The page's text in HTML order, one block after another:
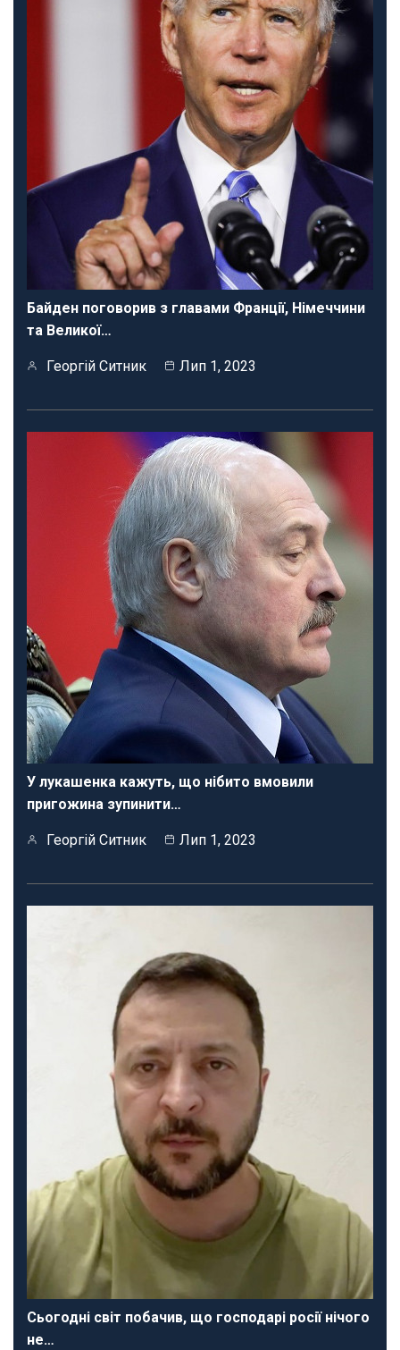
Байден поговорив з главами Франції, Німеччини
та Великої…
Георгій Ситник Лип 1, 2023
У лукашенка кажуть, що нібито вмовили
пригожина зупинити…
Георгій Ситник Лип 1, 2023
Сьогодні світ побачив, що господарі росії нічого
не…